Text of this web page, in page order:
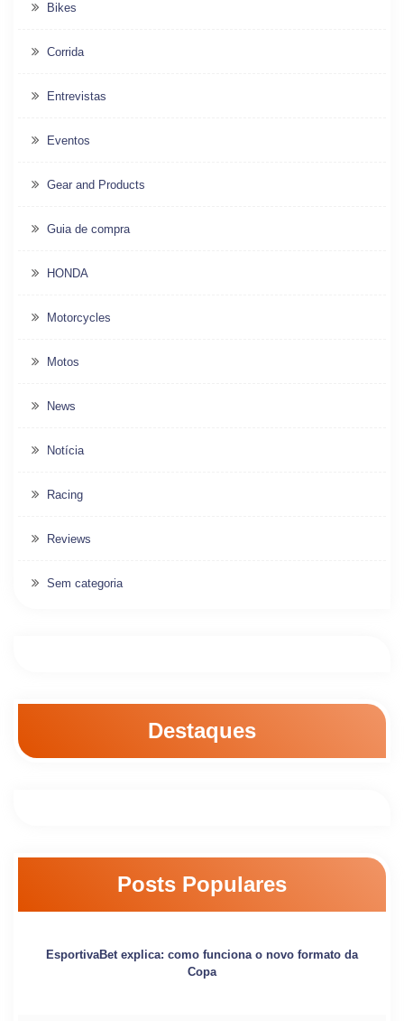
Bikes
Corrida
Entrevistas
Eventos
Gear and Products
Guia de compra
HONDA
Motorcycles
Motos
News
Notícia
Racing
Reviews
Sem categoria
Destaques
Posts Populares
EsportivaBet explica: como funciona o novo formato da
Copa